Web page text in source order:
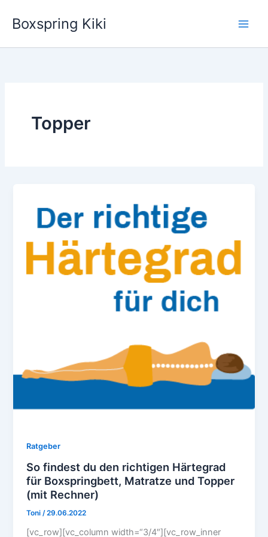
InhaltBoxspring Kiki
Topper
Ratgeber
So findest du den richtigen Härtegrad
für Boxspringbett, Matratze und Topper
(mit Rechner)
Toni /29.06.2022
[vc_row][vc_column width=“3/4″][vc_row_inner